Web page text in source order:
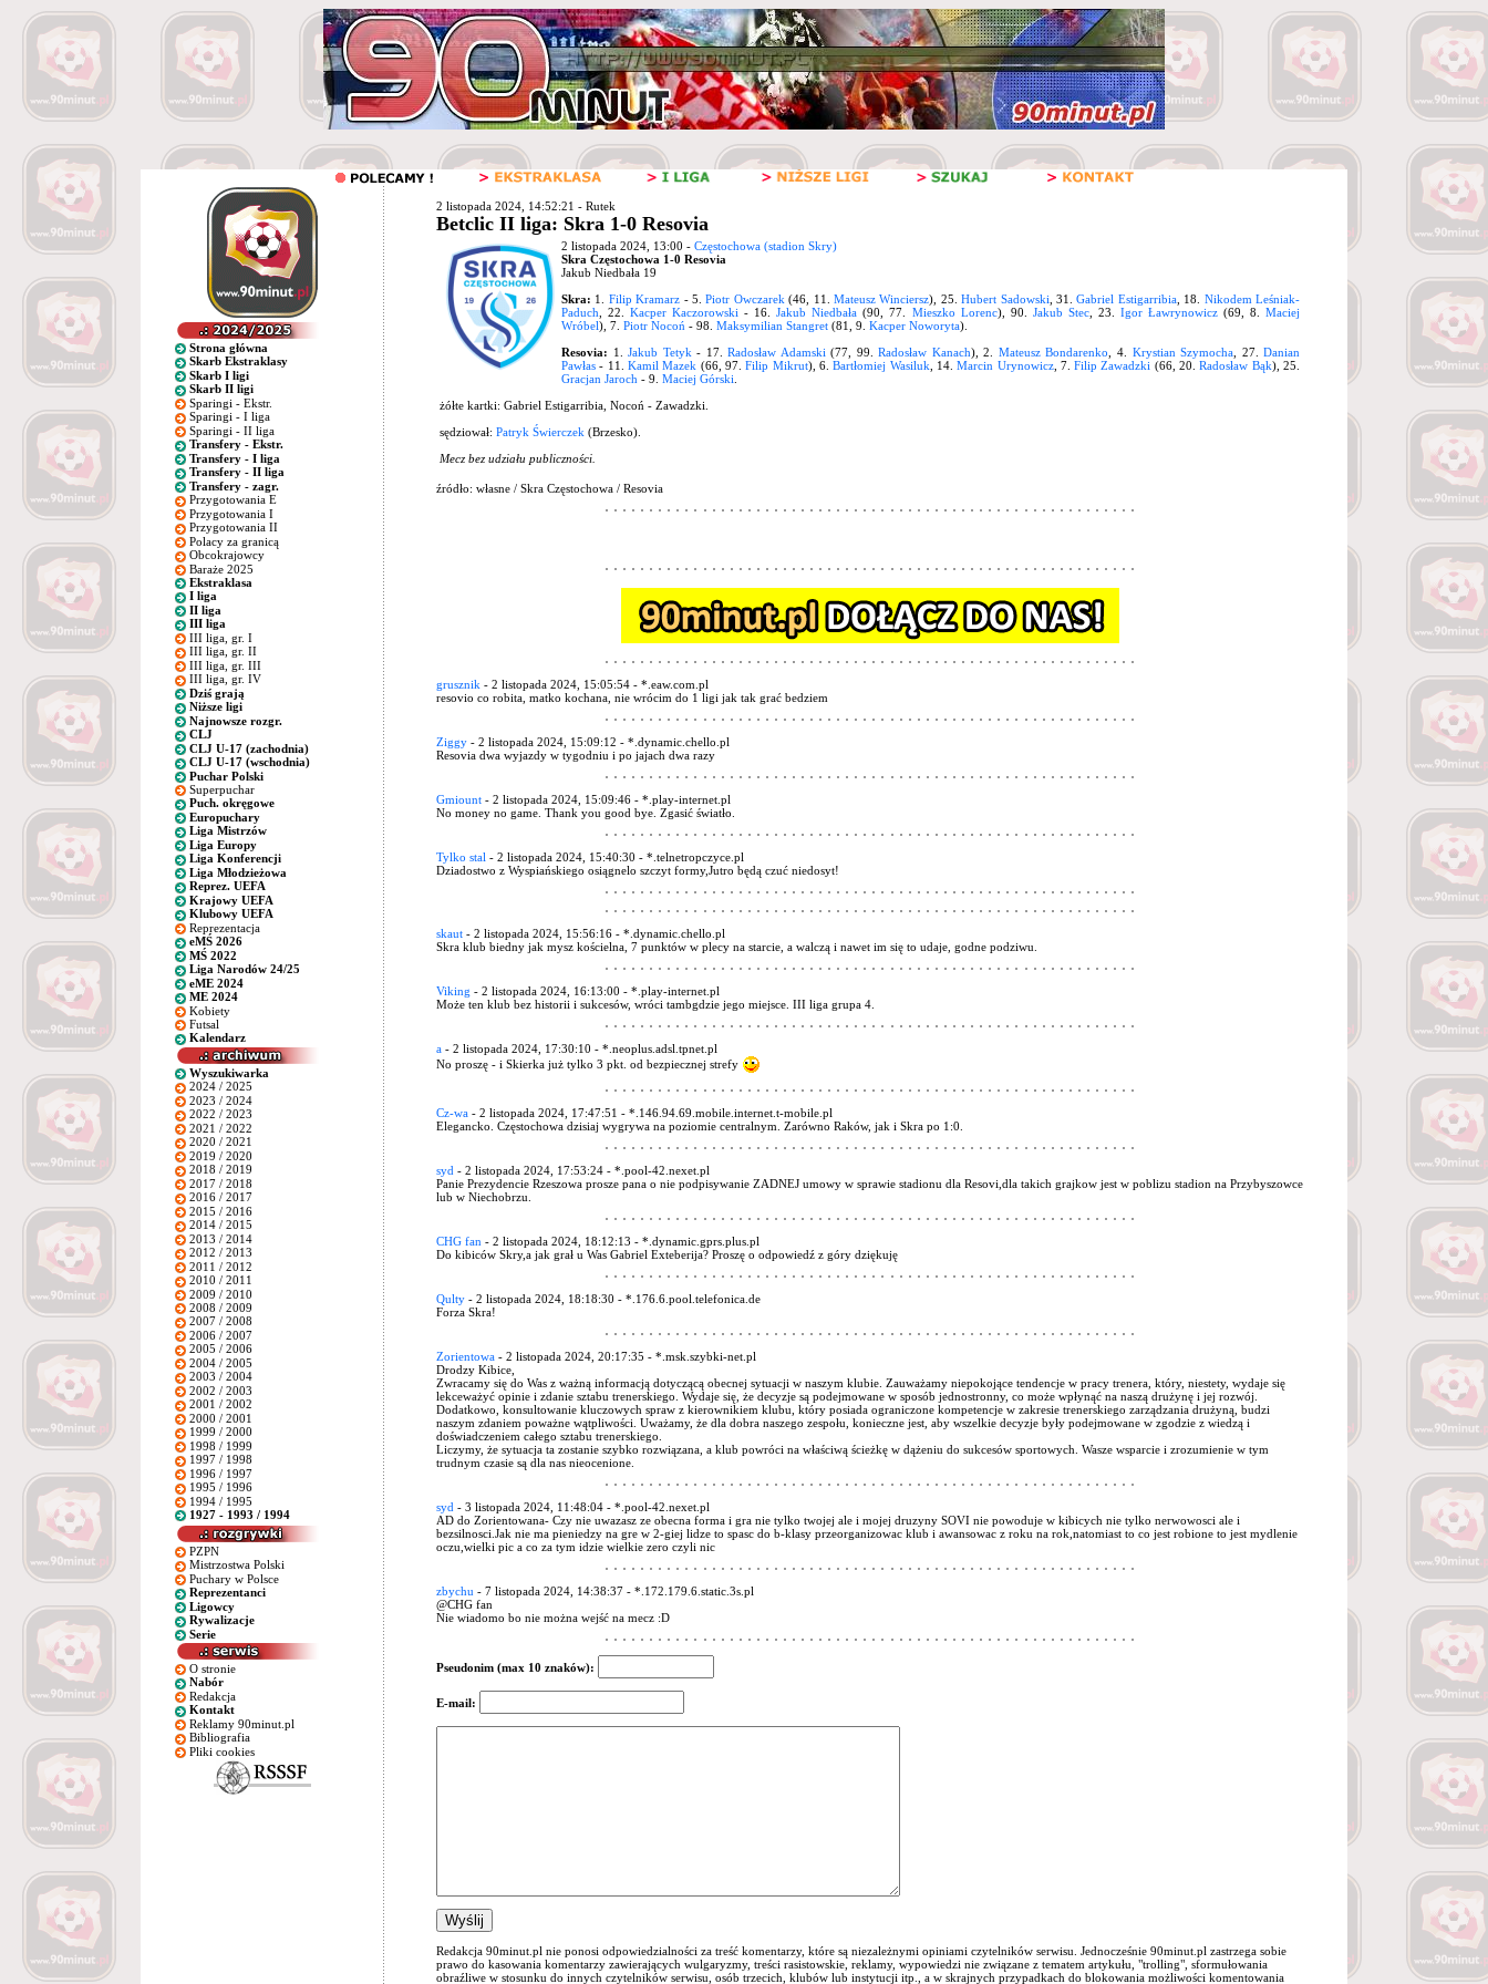
Strona główna
Skarb Ekstraklasy
Skarb I ligi
Skarb II ligi
Sparingi - Ekstr.
Sparingi - I liga
Sparingi - II liga
Transfery - Ekstr.
Transfery - I liga
Transfery - II liga
Transfery - zagr.
Przygotowania E
Przygotowania I
Przygotowania II
Polacy za granicą
Obcokrajowcy
Baraże 2025
Ekstraklasa
I liga
II liga
III liga
III liga, gr. I
III liga, gr. II
III liga, gr. III
III liga, gr. IV
Dziś grają
Niższe ligi
Najnowsze rozgr.
CLJ
CLJ U-17 (zachodnia)
CLJ U-17 (wschodnia)
Puchar Polski
Superpuchar
Puch. okręgowe
Europuchary
Liga Mistrzów
Liga Europy
Liga Konferencji
Liga Młodzieżowa
Reprez. UEFA
Krajowy UEFA
Klubowy UEFA
Reprezentacja
eMŚ 2026
MŚ 2022
Liga Narodów 24/25
eME 2024
ME 2024
Kobiety
Futsal
Kalendarz
Wyszukiwarka
2024 / 2025
2023 / 2024
2022 / 2023
2021 / 2022
2020 / 2021
2019 / 2020
2018 / 2019
2017 / 2018
2016 / 2017
2015 / 2016
2014 / 2015
2013 / 2014
2012 / 2013
2011 / 2012
2010 / 2011
2009 / 2010
2008 / 2009
2007 / 2008
2006 / 2007
2005 / 2006
2004 / 2005
2003 / 2004
2002 / 2003
2001 / 2002
2000 / 2001
1999 / 2000
1998 / 1999
1997 / 1998
1996 / 1997
1995 / 1996
1994 / 1995
1927 - 1993 / 1994
PZPN
Mistrzostwa Polski
Puchary w Polsce
Reprezentanci
Ligowcy
Rywalizacje
Serie
O stronie
Nabór
Redakcja
Kontakt
Reklamy 90minut.pl
Bibliografia
Pliki cookies
2 listopada 2024, 14:52:21 - Rutek
Betclic II liga: Skra 1-0 Resovia
2 listopada 2024, 13:00 - Częstochowa (stadion Skry)
Skra Częstochowa 1-0 Resovia
Jakub Niedbała 19
Skra: 1. Filip Kramarz - 5.Piotr Owczarek (46, 11.Mateusz Winciersz), 25.Hubert Sadowski , 31.Gabriel Estigarribia, 18. Nikodem Leśniak-
Paduch , 22.Kacper Kaczorowski - 16.Jakub Niedbała (90, 77. Mieszko Lorenc), 90. Jakub Stec, 23. Igor Ławrynowicz(69, 8.Maciej
Wróbel), 7. Piotr Nocoń - 98. Maksymilian Stangret (81, 9. Kacper Noworyta).
Resovia: 1.Jakub Tetyk - 17.Radosław Adamski (77, 99.Radosław Kanach), 2. Mateusz Bondarenko , 4. Krystian Szymocha , 27.Danian
Pawłas - 11. Kamil Mazek (66, 97.Filip Mikrut), 6.Bartłomiej Wasiluk , 14.Marcin Urynowicz, 7.Filip Zawadzki (66, 20.Radosław Bąk), 25.
Gracjan Jaroch - 9. Maciej Górski
żółte kartki: Gabriel Estigarribia, Nocoń - Zawadzki.
sędziował: Patryk Świerczek (Brzesko).
Mecz bez udziału publiczności.
źródło: własne / Skra Częstochowa / Resovia
grusznik - 2 listopada 2024, 15:05:54 - *.eaw.com.pl
resovio co robita, matko kochana, nie wrócim do 1 ligi jak tak grać bedziem
Ziggy - 2 listopada 2024, 15:09:12 - *.dynamic.chello.pl
Resovia dwa wyjazdy w tygodniu i po jajach dwa razy
Gmiount - 2 listopada 2024, 15:09:46 - *.play-internet.pl
No money no game. Thank you good bye. Zgasić światło.
Tylko stal - 2 listopada 2024, 15:40:30 - *.telnetropczyce.pl
Dziadostwo z Wyspiańskiego osiągnelo szczyt formy,Jutro będą czuć niedosyt!
skaut - 2 listopada 2024, 15:56:16 - *.dynamic.chello.pl
Skra klub biedny jak mysz kościelna, 7 punktów w plecy na starcie, a walczą i nawet im się to udaje, godne podziwu.
Viking - 2 listopada 2024, 16:13:00 - *.play-internet.pl
Może ten klub bez historii i sukcesów, wróci tambgdzie jego miejsce. III liga grupa 4.
a - 2 listopada 2024, 17:30:10 - *.neoplus.adsl.tpnet.pl
No proszę - i Skierka już tylko 3 pkt. od bezpiecznej strefy
Cz-wa - 2 listopada 2024, 17:47:51 - *.146.94.69.mobile.internet.t-mobile.pl
Elegancko. Częstochowa dzisiaj wygrywa na poziomie centralnym. Zarówno Raków, jak i Skra po 1:0.
syd - 2 listopada 2024, 17:53:24 - *.pool-42.nexet.pl
Panie Prezydencie Rzeszowa prosze pana o nie podpisywanie ZADNEJ umowy w sprawie stadionu dla Resovi,dla takich grajkow jest w poblizu stadion na Przybyszowce
lub w Niechobrzu.
CHG fan - 2 listopada 2024, 18:12:13 - *.dynamic.gprs.plus.pl
Do kibiców Skry,a jak grał u Was Gabriel Exteberija? Proszę o odpowiedź z góry dziękuję
Qulty - 2 listopada 2024, 18:18:30 - *.176.6.pool.telefonica.de
Forza Skra!
Zorientowa - 2 listopada 2024, 20:17:35 - *.msk.szybki-net.pl
Drodzy Kibice,
Zwracamy się do Was z ważną informacją dotyczącą obecnej sytuacji w naszym klubie. Zauważamy niepokojące tendencje w pracy trenera, który, niestety, wydaje się
lekceważyć opinie i zdanie sztabu trenerskiego. Wydaje się, że decyzje są podejmowane w sposób jednostronny, co może wpłynąć na naszą drużynę i jej rozwój.
Dodatkowo, konsultowanie kluczowych spraw z kierownikiem klubu, który posiada ograniczone kompetencje w zakresie trenerskiego zarządzania drużyną, budzi
naszym zdaniem poważne wątpliwości. Uważamy, że dla dobra naszego zespołu, konieczne jest, aby wszelkie decyzje były podejmowane w zgodzie z wiedzą i
doświadczeniem całego sztabu trenerskiego.
Liczymy, że sytuacja ta zostanie szybko rozwiązana, a klub powróci na właściwą ścieżkę w dążeniu do sukcesów sportowych. Wasze wsparcie i zrozumienie w tym
trudnym czasie są dla nas nieocenione.
syd - 3 listopada 2024, 11:48:04 - *.pool-42.nexet.pl
AD do Zorientowana- Czy nie uwazasz ze obecna forma i gra nie tylko twojej ale i mojej druzyny SOVI nie powoduje w kibicych nie tylko nerwowosci ale i
bezsilnosci.Jak nie ma pieniedzy na gre w 2-giej lidze to spasc do b-klasy przeorganizowac klub i awansowac z roku na rok,natomiast to co jest robione to jest mydlenie
oczu,wielki pic a co za tym idzie wielkie zero czyli nic
zbychu - 7 listopada 2024, 14:38:37 - *.172.179.6.static.3s.pl
@CHG fan
Nie wiadomo bo nie można wejść na mecz :D
Pseudonim (max 10 znaków):
E-mail:
Redakcja 90minut.pl nie ponosi odpowiedzialności za treść komentarzy, które są niezależnymi opiniami czytelników serwisu. Jednocześnie 90minut.pl zastrzega sobie
prawo do kasowania komentarzy zawierających wulgaryzmy, treści rasistowskie, reklamy, wypowiedzi nie związane z tematem artykułu, "trolling", sformułowania
obraźliwe w stosunku do innych czytelników serwisu, osób trzecich, klubów lub instytucji itp., a w skrajnych przypadkach do blokowania możliwości komentowania